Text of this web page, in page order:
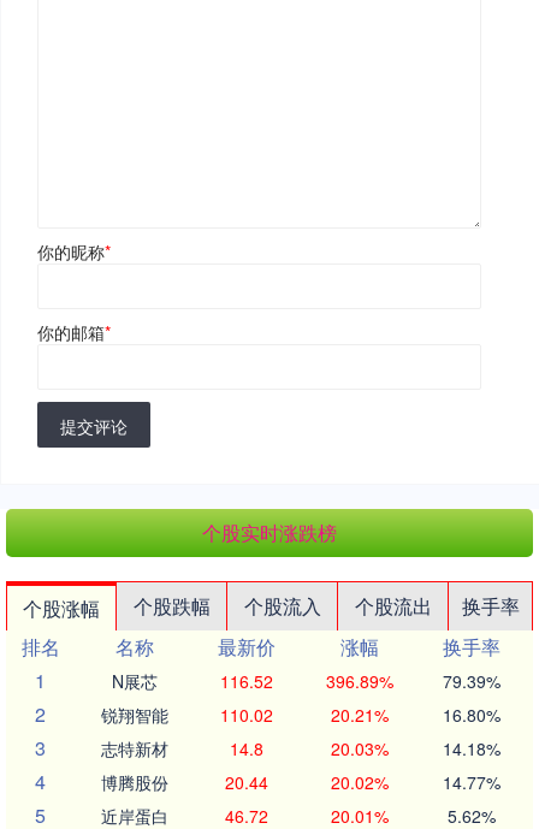
你的昵称*
你的邮箱*
提交评论
个股实时涨跌榜
个股涨幅 个股跌幅 个股流入 个股流出
换手率
排名
名称 最新价 涨幅
换手率
1
N展芯 116.52 396.89% 79.39%
2 锐翔智能 110.02 20.21% 16.80%
3 志特新材 14.8 20.03% 14.18%
4 博腾股份 20.44 20.02% 14.77%
5 近岸蛋白 46.72 20.01% 5.62%